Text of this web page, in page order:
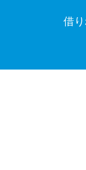
借